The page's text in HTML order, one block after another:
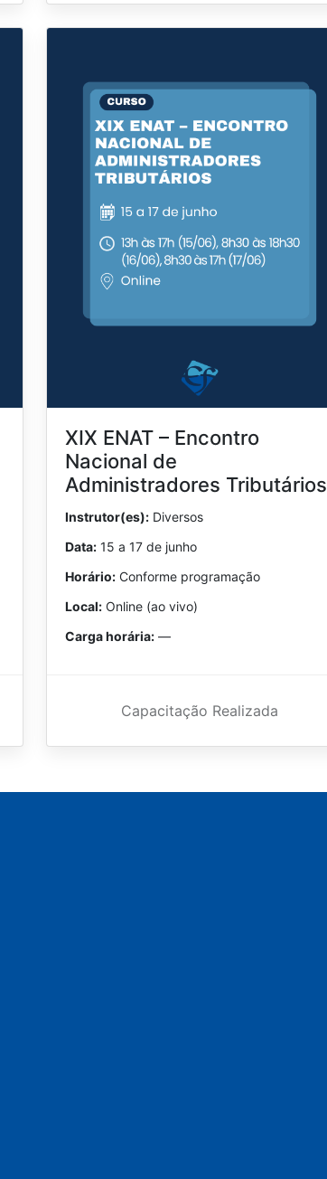
XIX ENAT – Encontro
Nacional de
Administradores Tributários
Instrutor(es): Diversos
Data: 15 a 17 de junho
Horário: Conforme programação
Local: Online (ao vivo)
Carga horária: —
Capacitação Realizada